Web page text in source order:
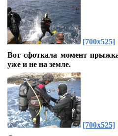
[700x525]
Вот сфоткала момент
уже и не на земле.
[700x525]